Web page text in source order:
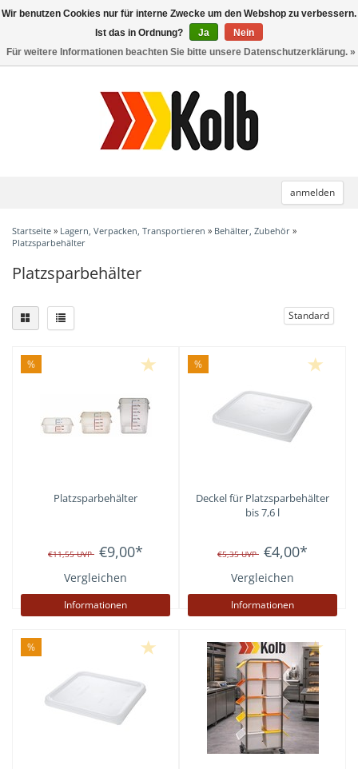
anmelden
Toggle
Startseite » Lagern, Verpacken, Transportieren » Behälter, Zubehör »
Platzsparbehälter
Platzsparbehälter
Standard
%
Platzsparbehälter
€11,55UVP €9,00*
Vergleichen
Informationen
%
Deckel für Platzsparbehälter
bis 7,6 l
€5,35UVP €4,00*
Vergleichen
Informationen
%
Wir benutzen Cookies nur für interne Zwecke um den Webshop zu verbessern.
Ist das in Ordnung?
Ja
Nein
Für weitere Informationen beachten Sie bitte unsere Datenschutzerklärung. »